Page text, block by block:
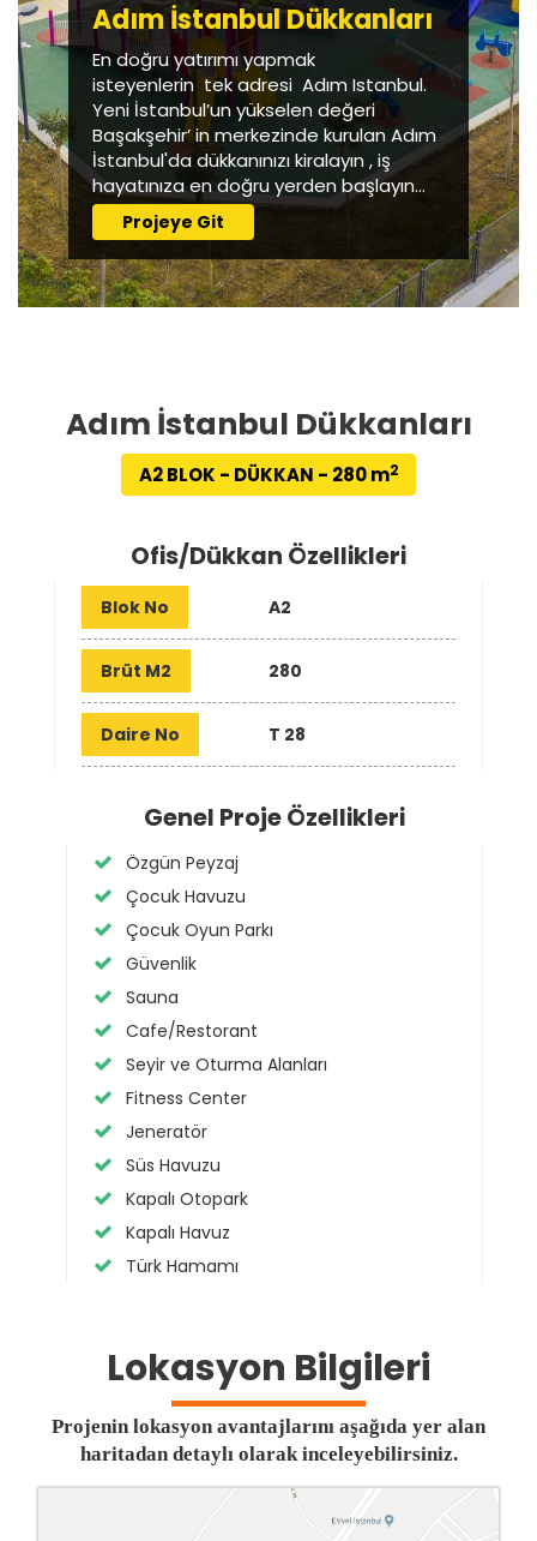
Adım İstanbul Dükkanları
En doğru yatırımı yapmak
isteyenlerin tek adresi Adım Istanbul.
Yeni İstanbul’un yükselen değeri
Başakşehir’ in merkezinde kurulan Adım
İstanbul'da dükkanınızı kiralayın , iş
hayatınıza en doğru yerden başlayın...
Projeye Git
Adım İstanbul Dükkanları
A2 BLOK - DÜKKAN - 280 m2
Ofis/Dükkan Özellikleri
Blok No A2
Brüt M2 280
Daire No T 28
Genel Proje Özellikleri
Özgün Peyzaj
Çocuk Havuzu
Çocuk Oyun Parkı
Güvenlik
Sauna
Cafe/Restorant
Seyir ve Oturma Alanları
Fitness Center
Jeneratör
Süs Havuzu
Kapalı Otopark
Kapalı Havuz
Türk Hamamı
Lokasyon Bilgileri
Projenin lokasyon avantajlarını aşağıda yer alan
haritadan detaylı olarak inceleyebilirsiniz.